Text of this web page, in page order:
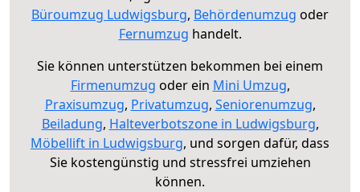
Büroumzug Ludwigsburg, Behördenumzug oder
Fernumzug handelt.
Sie können unterstützen bekommen bei einem
Firmenumzug oder ein Mini Umzug,
Praxisumzug, Privatumzug, Seniorenumzug,
Beiladung, Halteverbotszone in Ludwigsburg,
Möbellift in Ludwigsburg, und sorgen dafür, dass
Sie kostengünstig und stressfrei umziehen
können.